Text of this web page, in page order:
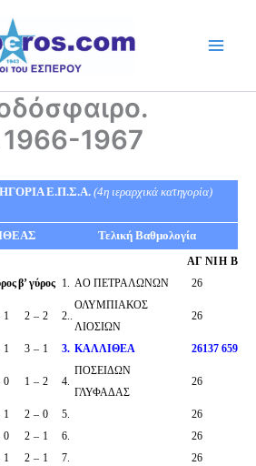
1966-1967
Ε.Π.Σ.Α. (4η ιεραρχικά κατηγορία)
Τελική Βαθμολογία
ΑΓ ΝΙΗ Β
β’ γύρος 1. ΑΟ ΠΕΤΡΑΛΩΝΩΝ 26
1 2 – 2 2..
ΟΛΥΜΠΙΑΚΟΣ
ΛΙΟΣΙΩΝ
26
1 3 – 1 3. ΚΑΛΛΙΘΕΑ 26137 659
0 1 – 2 4.
ΠΟΣΕΙΔΩΝ
ΓΛΥΦΑΔΑΣ
26
1 2 – 0 5.
26
0 2 – 1 6.
26
1 2 – 1 7.
26